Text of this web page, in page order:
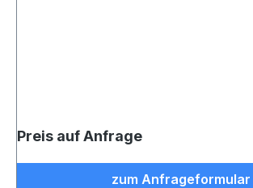
Preis auf Anfrage
zum Anfrageformular